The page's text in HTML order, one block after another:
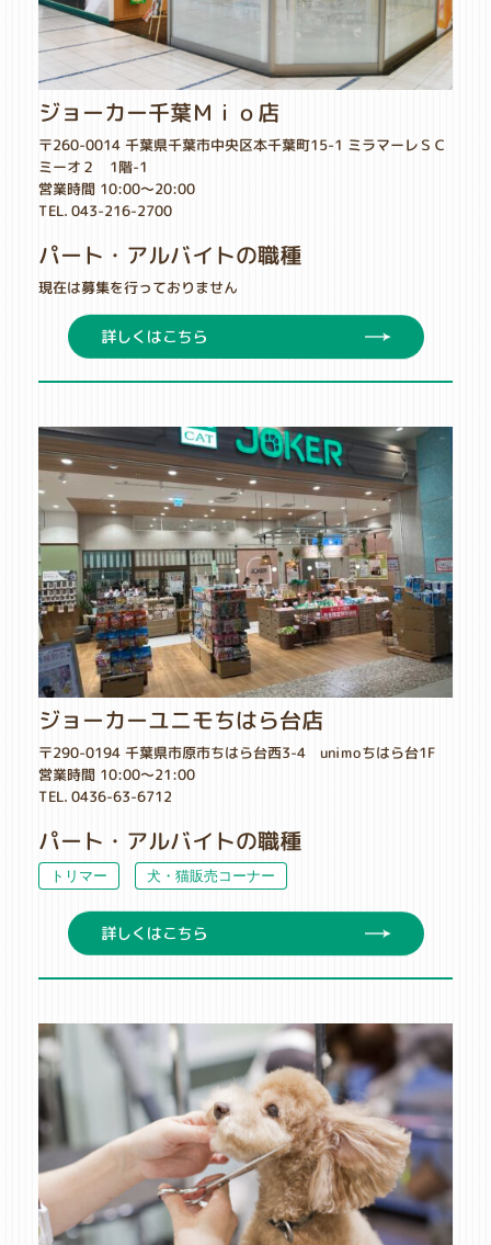
ジョーカー千葉Ｍｉｏ店
〒260-0014 千葉県千葉市中央区本千葉町15-1 ミラマーレＳＣ
ミーオ２ 1階-1
営業時間 10:00～20:00
TEL. 043-216-2700
パート・アルバイトの職種
現在は募集を行っておりません
詳しくはこちら
ジョーカーユニモちはら台店
〒290-0194 千葉県市原市ちはら台西3-4 unimoちはら台1F
営業時間 10:00～21:00
TEL. 0436-63-6712
パート・アルバイトの職種
トリマー 犬・猫販売コーナー
詳しくはこちら